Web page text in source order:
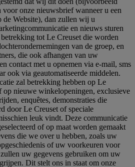
voor onze nieuwsbrief wanneer u een
de Website), dan zullen wij u
en nieuws sturen
tot Le Creuset die worden
van de groep, en
die ook afhangen van uw
contact met u opnemen via e-mail, sms
ook via geautomatiseerde middelen.
zal betrekking hebben op Le
op nieuwe winkelopeningen, exclusieve
enquêtes, demonstraties die
door Le Creuset of speciale
leuk vindt. Deze communicatie
of op maat worden gemaakt
die we over u hebben, zoals uw
of uw voorkeuren voor
uw gegevens gebruiken om uw
Dit stelt ons in staat om onze